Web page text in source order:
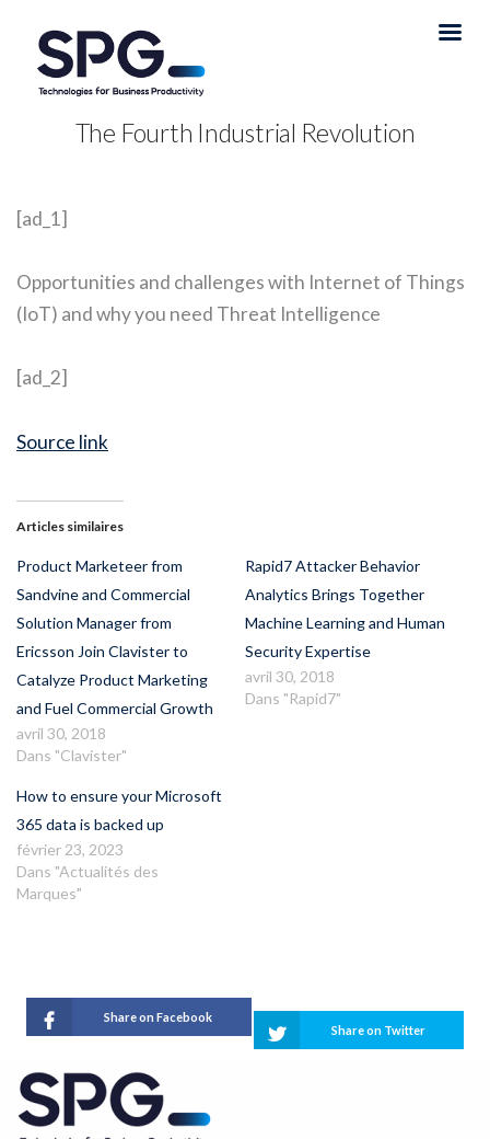
The Fourth Industrial Revolution
[ad_1]
Opportunities and challenges with Internet of Things
(IoT) and why you need Threat Intelligence
[ad_2]
Source link
Articles similaires
Product Marketeer from
Sandvine and Commercial
Solution Manager from
Ericsson Join Clavister to
Catalyze Product Marketing
and Fuel Commercial Growth
avril 30, 2018
Dans "Clavister"
Rapid7 Attacker Behavior
Analytics Brings Together
Machine Learning and Human
Security Expertise
avril 30, 2018
Dans "Rapid7"
How to ensure your Microsoft
365 data is backed up
février 23, 2023
Dans "Actualités des
Marques"
Share on Facebook
Share on Twitter